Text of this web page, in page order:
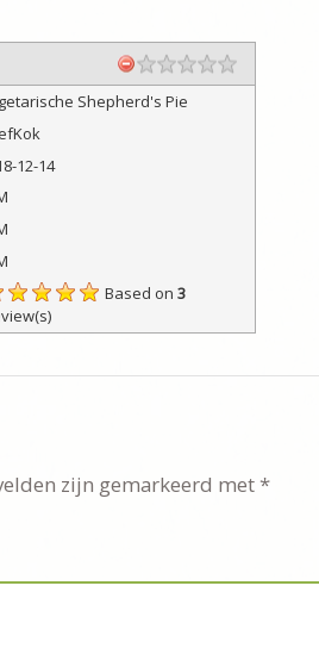
Shepherd's Pie
12-14
Based on 3
zijn gemarkeerd met *